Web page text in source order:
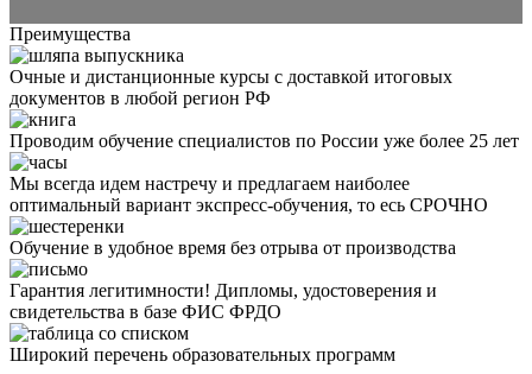
Преимущества
Очные и дистанционные курсы с доставкой итоговых
документов в любой регион РФ
Проводим обучение специалистов по России уже более 25 лет
Мы всегда идем настречу и предлагаем наиболее
оптимальный вариант экспресс-обучения, то есь СРОЧНО
Обучение в удобное время без отрыва от производства
Гарантия легитимности! Дипломы, удостоверения и
свидетельства в базе ФИС ФРДО
Широкий перечень образовательных программ